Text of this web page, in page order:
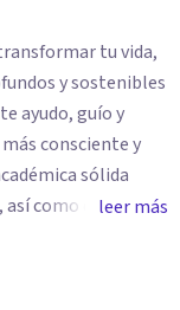
tu vida,
y sostenibles
ayudo, guío y
consciente y
como con
te
y directa para
leer más